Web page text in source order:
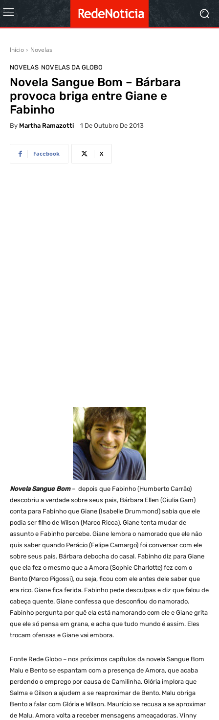
Início Novelas
NOVELAS NOVELAS DA GLOBO
Novela Sangue Bom – Bárbara
provoca briga entre Giane e
Fabinho
By Martha Ramazotti 1 De Outubro De 2013
Facebook X
Novela Sangue Bom– depois que Fabinho (Humberto Carrão)
descobriu a verdade sobre seus pais, Bárbara Ellen (Giulia Gam)
conta para Fabinho que Giane (Isabelle Drummond) sabia que ele
podia ser filho de Wilson (Marco Ricca). Giane tenta mudar de
assunto e Fabinho percebe. Giane lembra o namorado que ele não
quis saber quando Perácio (Felipe Camargo) foi conversar com ele
sobre seus pais. Bárbara debocha do casal. Fabinho diz para Giane
que ela fez o mesmo que a Amora (Sophie Charlotte) fez com o
Bento (Marco Pigossi), ou seja, ficou com ele antes dele saber que
era rico. Giane fica ferida. Fabinho pede desculpas e diz que falou de
cabeça quente. Giane confessa que desconfiou do namorado.
Fabinho pergunta por quê ela está namorando com ele e Giane grita
que ele só pensa em grana, e acha que tudo mundo é assim. Eles
trocam ofensas e Giane vai embora.
Fonte Rede Globo – nos próximos capítulos da novela Sangue Bom
Malu e Bento se espantam com a presença de Amora, que acaba
perdendo o emprego por causa de Camilinha. Glória implora que
Salma e Gilson a ajudem a se reaproximar de Bento. Malu obriga
Bento a falar com Glória e Wilson. Maurício se recusa a se aproximar
de Malu. Amora volta a receber mensagens ameaçadoras. Vinny